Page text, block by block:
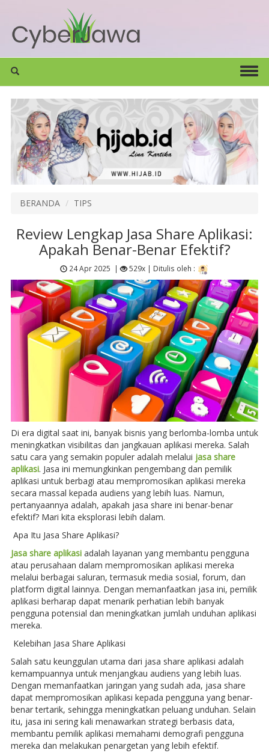
BERANDA TIPS
Review Lengkap Jasa Share Aplikasi:
Apakah Benar-Benar Efektif?
24 Apr 2025 | 529x | Ditulis oleh :
Di era digital saat ini, banyak bisnis yang berlomba-lomba untuk
meningkatkan visibilitas dan jangkauan aplikasi mereka. Salah
satu cara yang semakin populer adalah melalui jasa share
aplikasi. Jasa ini memungkinkan pengembang dan pemilik
aplikasi untuk berbagi atau mempromosikan aplikasi mereka
secara massal kepada audiens yang lebih luas. Namun,
pertanyaannya adalah, apakah jasa share ini benar-benar
efektif? Mari kita eksplorasi lebih dalam.
Apa Itu Jasa Share Aplikasi?
Jasa share aplikasiadalah layanan yang membantu pengguna
atau perusahaan dalam mempromosikan aplikasi mereka
melalui berbagai saluran, termasuk media sosial, forum, dan
platform digital lainnya. Dengan memanfaatkan jasa ini, pemilik
aplikasi berharap dapat menarik perhatian lebih banyak
pengguna potensial dan meningkatkan jumlah unduhan aplikasi
mereka.
Kelebihan Jasa Share Aplikasi
Salah satu keunggulan utama dari jasa share aplikasi adalah
kemampuannya untuk menjangkau audiens yang lebih luas.
Dengan memanfaatkan jaringan yang sudah ada, jasa share
dapat mempromosikan aplikasi kepada pengguna yang benar-
benar tertarik, sehingga meningkatkan peluang unduhan. Selain
itu, jasa ini sering kali menawarkan strategi berbasis data,
membantu pemilik aplikasi memahami demografi pengguna
mereka dan melakukan penargetan yang lebih efektif.